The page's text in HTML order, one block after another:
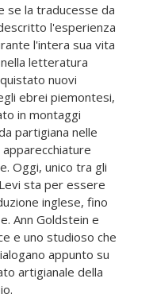
se la traducesse da
l'esperienza
l'intera sua vita
letteratura
nuovi
ebrei piemontesi,
in montaggi
partigiana nelle
Oggi, unico tra gli
sta per essere
inglese, fino
Ann Goldstein e
e uno studioso che
appunto su
artigianale della